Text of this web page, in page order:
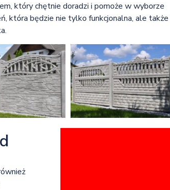
który chętnie doradzi i pomoże w wyborze
która będzie nie tylko funkcjonalna, ale także